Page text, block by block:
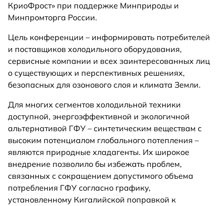
КриоФрост» при поддержке Минприроды и
Минпромторга России.
Цель конференции – информировать потребителей
и поставщиков холодильного оборудования,
сервисные компании и всех заинтересованных лиц
о существующих и перспективных решениях,
безопасных для озонового слоя и климата Земли.
Для многих сегментов холодильной техники
доступной, энергоэффективной и экологичной
альтернативой ГФУ – синтетическим веществам с
высоким потенциалом глобального потепления –
являются природные хладагенты. Их широкое
внедрение позволило бы избежать проблем,
связанных с сокращением допустимого объема
потребления ГФУ согласно графику,
установленному Кигалийской поправкой к